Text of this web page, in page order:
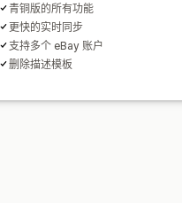
青铜版的所有功能
更快的实时同步
支持多个 eBay 账户
删除描述模板